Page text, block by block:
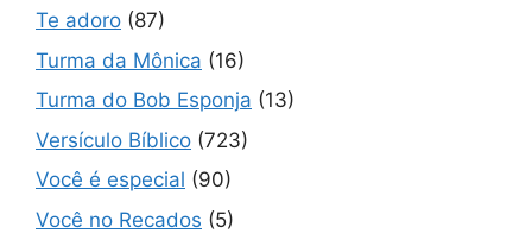
Te adoro (87)
Turma da Mônica (16)
Turma do Bob Esponja (13)
Versículo Bíblico (723)
Você é especial (90)
Você no Recados (5)